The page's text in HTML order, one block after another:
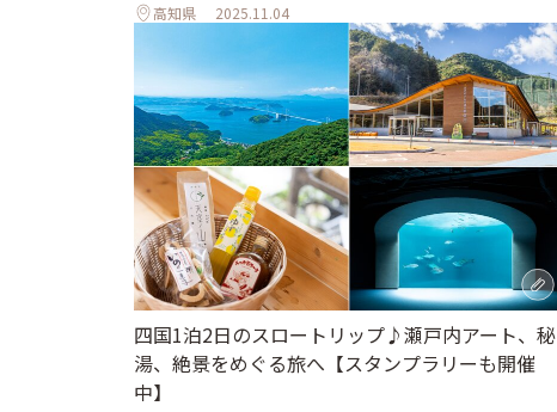
高知県 2025.11.04
四国1泊2日のスロートリップ♪瀬戸内アート、秘
湯、絶景をめぐる旅へ【スタンプラリーも開催
中】